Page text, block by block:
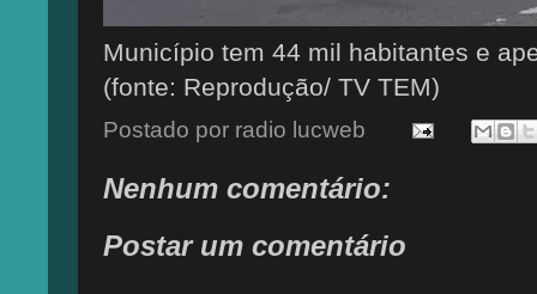
Município tem 44 mil habitantes e
(fonte: Reprodução/ TV TEM)
Postado por radio lucweb
Nenhum comentário:
Postar um comentário